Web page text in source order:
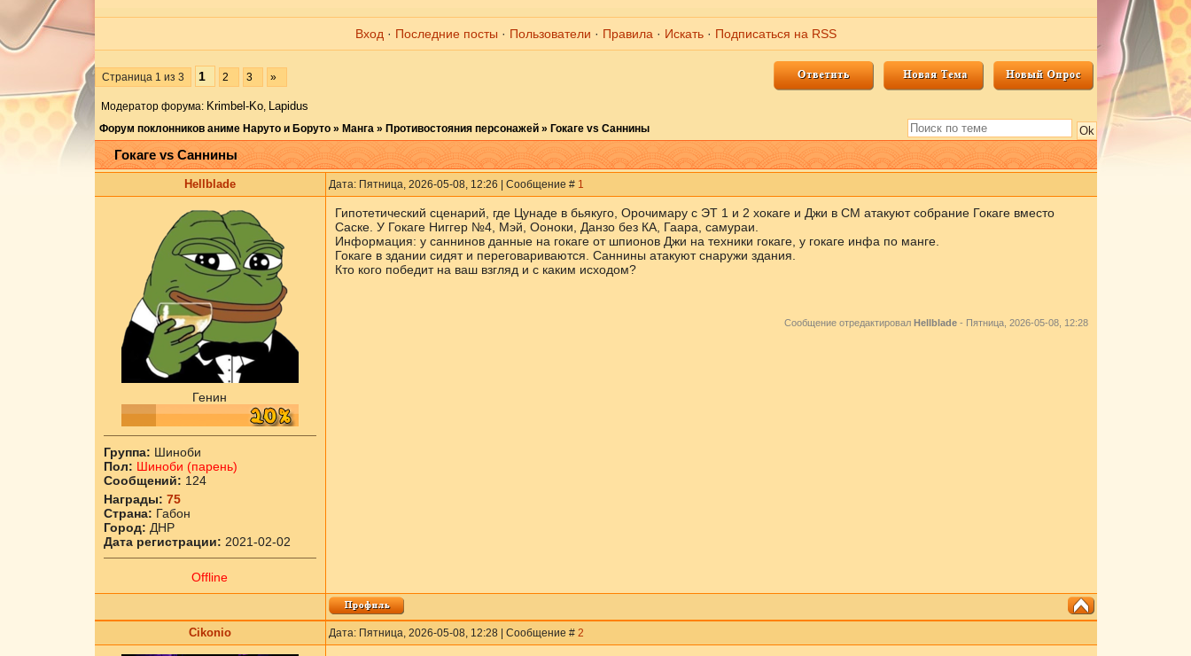
Вход · Последние посты · Пользователи · Правила · Искать· Подписаться на RSS
Страница 1 из 3 1 2 3 »
Модератор форума: Krimbel-Ko, Lapidus
Форум поклонников аниме Наруто и Боруто » Манга » Противостояния персонажей » Гокаге vs Саннины
Гокаге vs Саннины
Hellblade Дата: Пятница, 2026-05-08, 12:26 | Сообщение # 1
Генин
Группа: Шиноби
Пол: Шиноби (парень)
Сообщений: 124
Награды: 75
Страна: Габон
Город: ДНР
Дата регистрации: 2021-02-02
Offline
Гипотетический сценарий, где Цунаде в бьякуго, Орочимару с ЭТ 1 и 2 хокаге и Джи в СМ атакуют собрание Гокаге вместо
Саске. У Гокаге Ниггер №4, Мэй, Ооноки, Данзо без КА, Гаара, самураи.
Информация: у саннинов данные на гокаге от шпионов Джи на техники гокаге, у гокаге инфа по манге.
Гокаге в здании сидят и переговариваются. Саннины атакуют снаружи здания.
Кто кого победит на ваш взгляд и с каким исходом?
Сообщение отредактировал Hellblade- Пятница, 2026-05-08, 12:28
Cikоnio Дата: Пятница, 2026-05-08, 12:28 | Сообщение # 2